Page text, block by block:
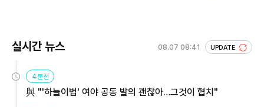
실시간 뉴스 08.07 08:41 UPDATE
4분전
與 "'하늘이법' 여야 공동 발의 괜찮아…그것이 협치"